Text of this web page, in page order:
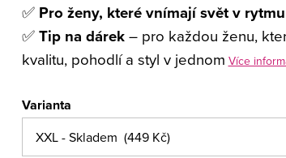
✅ Pro ženy, které vnímají svět v
✅Tip na dárek– pro každou ženu,
kvalitu, pohodlí a styl v jednom Více
Varianta